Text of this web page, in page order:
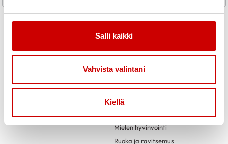
Salli kaikki
Vahvista valintani
Kiellä
Ajankohtaista Toiminta
Ideakortit
Mielen hyvinvointi
Ruoka ja ravitsemus